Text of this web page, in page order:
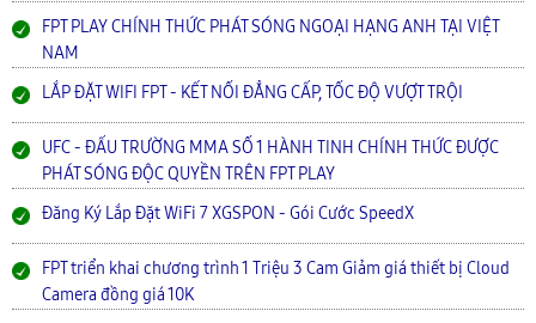
FPT PLAY CHÍNH THỨC PHÁT SÓNG NGOẠI HẠNG ANH TẠI VIỆT
NAM
LẮP ĐẶT WIFI FPT - KẾT NỐI ĐẲNG CẤP, TỐC ĐỘ VƯỢT TRỘI
UFC - ĐẤU TRƯỜNG MMA SỐ 1 HÀNH TINH CHÍNH THỨC ĐƯỢC
PHÁT SÓNG ĐỘC QUYỀN TRÊN FPT PLAY
Đăng Ký Lắp Đặt WiFi 7 XGSPON - Gói Cước SpeedX
FPT triển khai chương trình 1 Triệu 3 Cam Giảm giá thiết bị Cloud
Camera đồng giá 10K